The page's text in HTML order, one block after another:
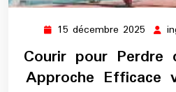
15 décembre 2025 15
2025
Courir pour
Approche Efficace